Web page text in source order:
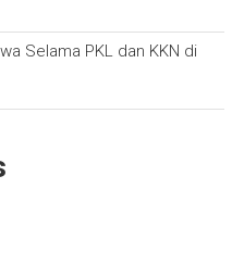
Selama PKL dan KKN di